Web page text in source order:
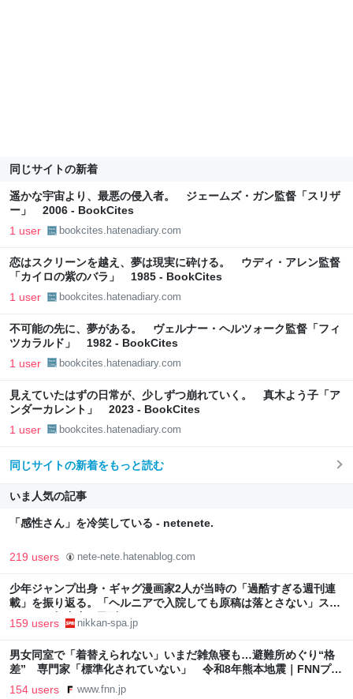
同じサイトの新着
遥かな宇宙より、最悪の侵入者。 ジェームズ・ガン監督「スリザ
ー」 2006 - BookCites
1 user bookcites.hatenadiary.com
恋はスクリーンを越え、夢は現実に砕ける。 ウディ・アレン監督
「カイロの紫のバラ」 1985 - BookCites
1 user bookcites.hatenadiary.com
不可能の先に、夢がある。 ヴェルナー・ヘルツォーク監督「フィ
ツカラルド」 1982 - BookCites
1 user bookcites.hatenadiary.com
見えていたはずの日常が、少しずつ崩れていく。 真木よう子「ア
ンダーカレント」 2023 - BookCites
1 user bookcites.hatenadiary.com
同じサイトの新着をもっと読む
いま人気の記事
「感性さん」を冷笑している - netenete.
219 users nete-nete.hatenablog.com
少年ジャンプ出身・ギャグ漫画家2人が当時の「過酷すぎる週刊連
載」を振り返る。「ヘルニアで入院しても原稿は落とさない」スト
イックな舞台裏 | 日刊SPA!
159 users nikkan-spa.jp
男女同室で「着替えられない」いまだ雑魚寝も…避難所めぐり“格
差” 専門家「標準化されていない」 令和8年熊本地震｜FNNプラ
イムオンライン
154 users www.fnn.jp